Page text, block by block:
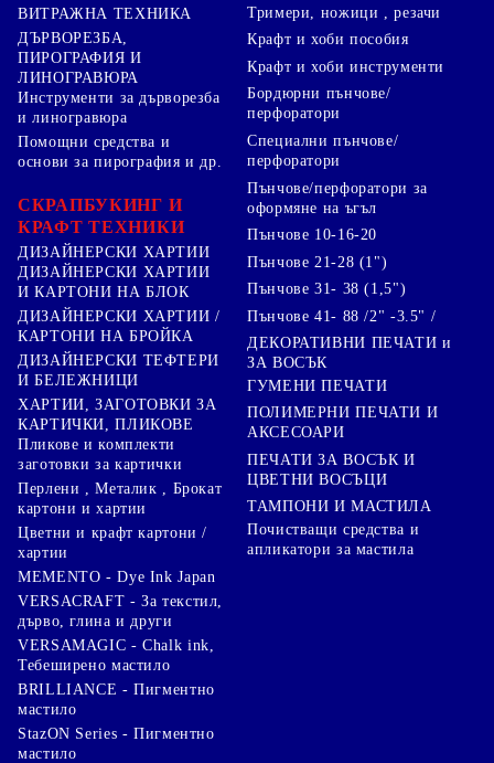
ВИТРАЖНА ТЕХНИКА
ДЪРВОРЕЗБА,
ПИРОГРАФИЯ И
ЛИНОГРАВЮРА
Инструменти за дърворезба
и линогравюра
Помощни средства и
основи за пирография и др.
СКРАПБУКИНГ И
КРАФТ ТЕХНИКИ
ДИЗАЙНЕРСКИ ХАРТИИ
ДИЗАЙНЕРСКИ ХАРТИИ
И КАРТОНИ НА БЛОК
ДИЗАЙНЕРСКИ ХАРТИИ /
КАРТОНИ НА БРОЙКА
ДИЗАЙНЕРСКИ ТЕФТЕРИ
И БЕЛЕЖНИЦИ
ХАРТИИ, ЗАГОТОВКИ ЗА
КАРТИЧКИ, ПЛИКОВЕ
Пликове и комплекти
заготовки за картички
Перлени , Металик , Брокат
картони и хартии
Цветни и крафт картони /
хартии
Тримери, ножици , резачи
Крафт и хоби пособия
Крафт и хоби инструменти
Бордюрни пънчове/
перфоратори
Специални пънчове/
перфоратори
Пънчове/перфоратори за
оформяне на ъгъл
Пънчове 10-16-20
Пънчове 21-28 (1")
Пънчове 31- 38 (1,5")
Пънчове 41- 88 /2" -3.5" /
ДЕКОРАТИВНИ ПЕЧАТИ и
ЗА ВОСЪК
ГУМЕНИ ПЕЧАТИ
ПОЛИМЕРНИ ПЕЧАТИ И
АКСЕСОАРИ
ПЕЧАТИ ЗА ВОСЪК И
ЦВЕТНИ ВОСЪЦИ
ТАМПОНИ И МАСТИЛА
Почистващи средства и
апликатори за мастила
MEMENTO - Dye Ink Japan
VERSACRAFT - За текстил,
дърво, глина и други
VERSAMAGIC - Chalk ink,
Тебеширено мастило
BRILLIANCE - Пигментно
мастило
StazON Series - Пигментно
мастило